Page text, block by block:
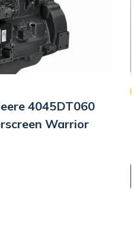
4045DT060
Warrior